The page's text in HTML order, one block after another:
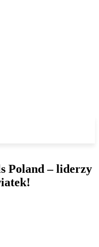
Poland – liderzy